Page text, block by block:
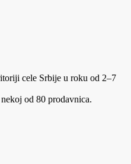
cele Srbije u roku od 2–7
od 80 prodavnica.